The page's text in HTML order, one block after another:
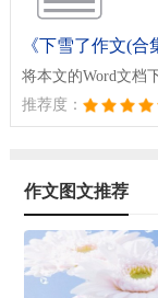
《下雪了作文(合
将本文的Word文档
推荐度：
作文图文推荐